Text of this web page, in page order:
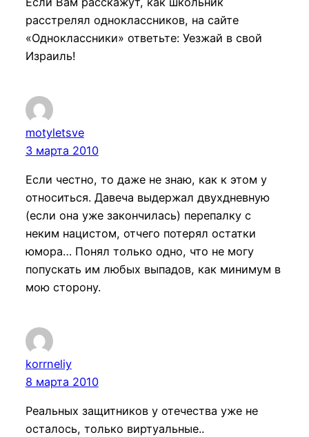
расстрелял одноклассников, на сайте
«Одноклассники» ответьте: Уезжай в свой
Израиль!
motyletsve
3 марта 2010
Если честно, то даже не знаю, как к этом у
относиться. Давеча выдержал двухдневную
(если она уже закончилась) перепалку с
неким нацистом, отчего потерял остатки
юмора… Понял только одно, что не могу
попускать им любых выпадов, как минимум в
мою сторону.
korrneliy
8 марта 2010
Реальных защитников у отечества уже не
осталось, только виртуальные..